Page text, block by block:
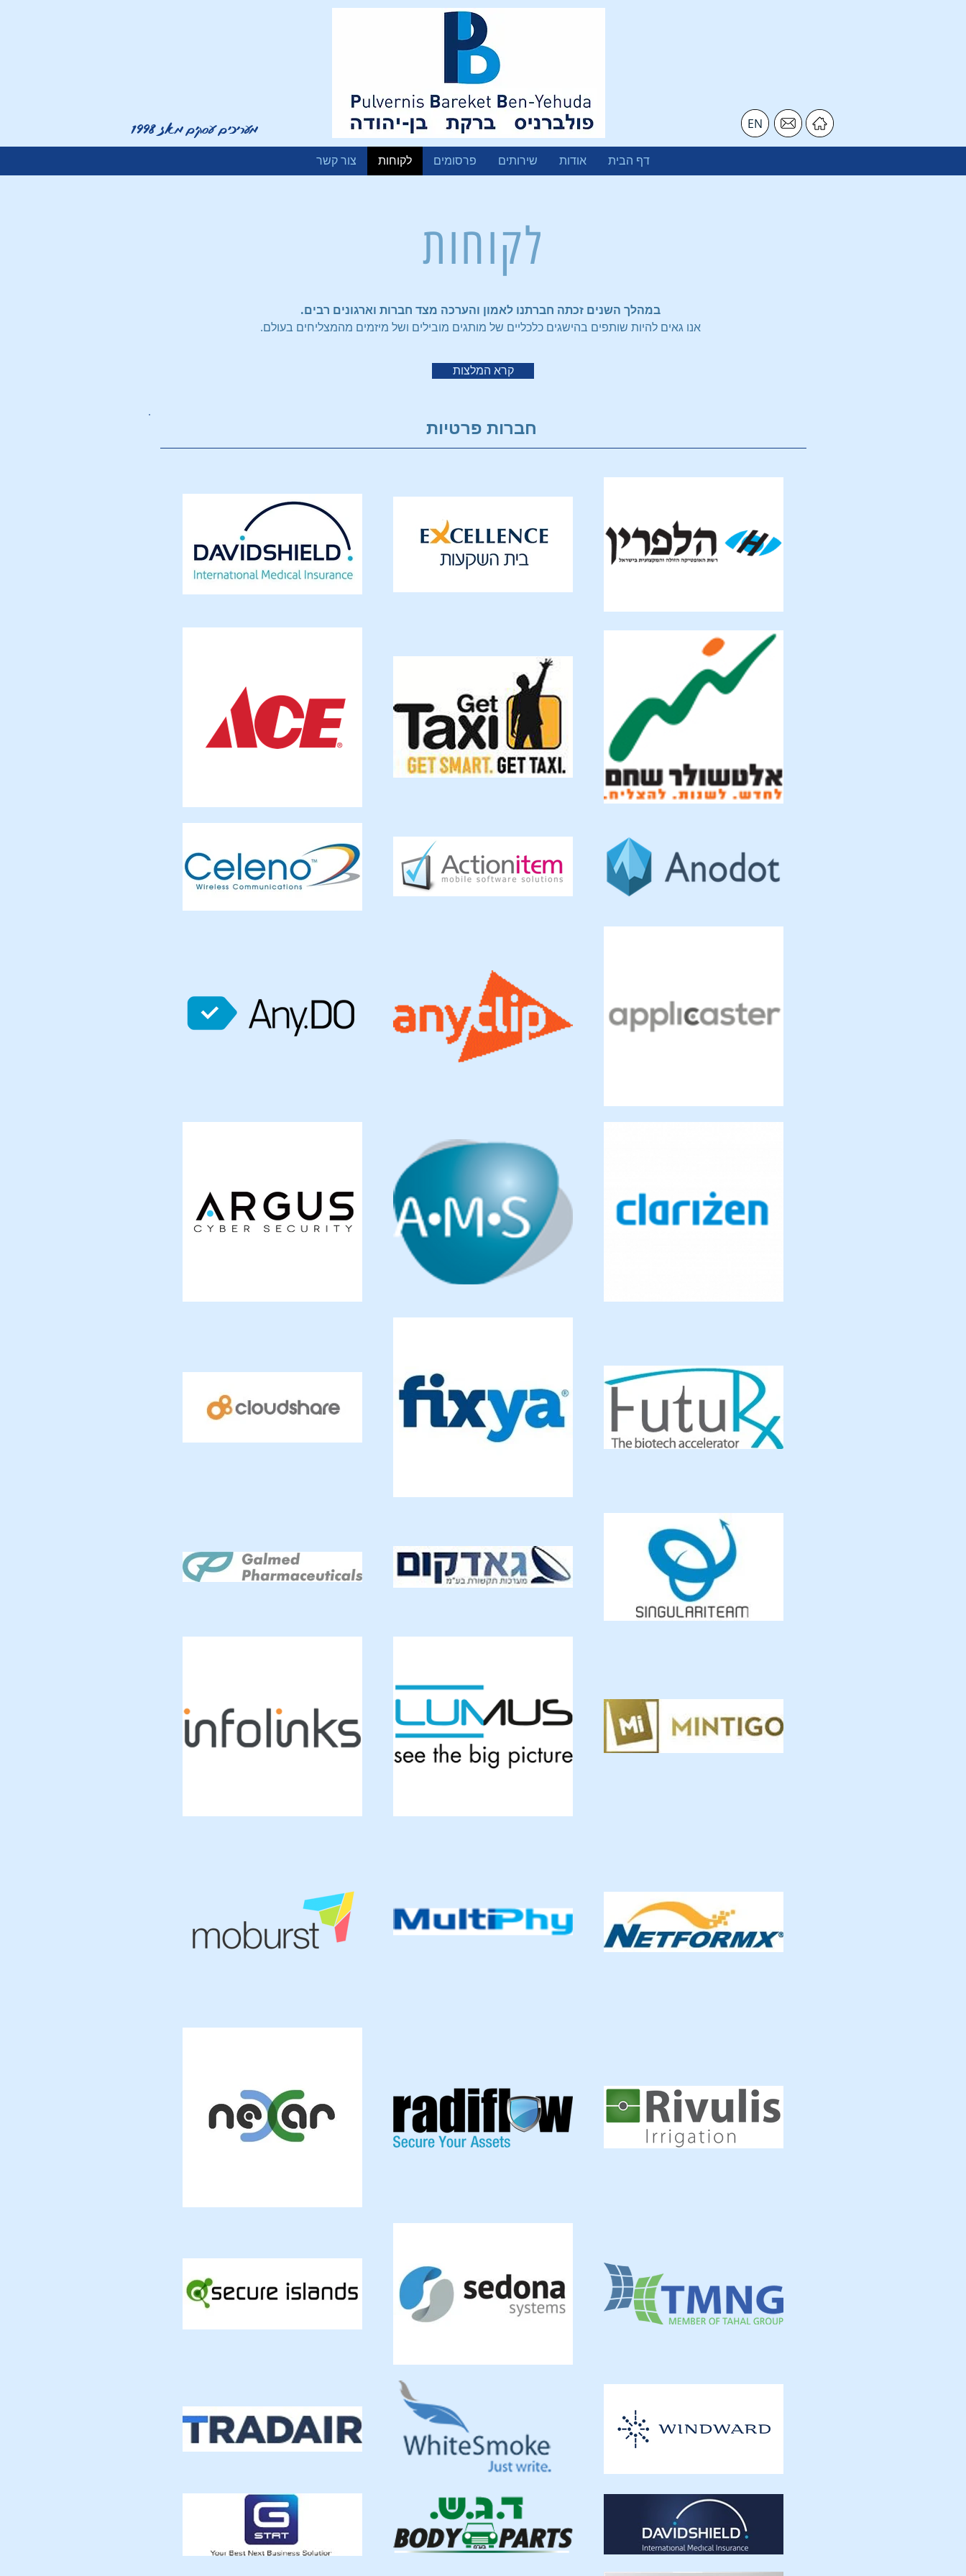
דף הבית אודות שירותים פרסומים לקוחות צור קשר
מעריכים עסקים מאז 1998 EN
לקוחות
במהלך השנים זכתה חברתנו לאמון והערכה מצד חברות וארגונים רבים.
אנו גאים להיות שותפים בהישגים כלכליים של מותגים מובילים ושל מיזמים מהמצליחים בעולם.
קרא המלצות
חברות פרטיות